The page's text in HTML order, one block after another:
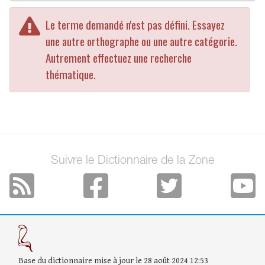
Le terme demandé n'est pas défini. Essayez
une autre orthographe ou une autre catégorie.
Autrement effectuez une recherche
thématique.
Suivre le Dictionnaire de la Zone
Base du dictionnaire mise à jour le 28 août 2024 12:53